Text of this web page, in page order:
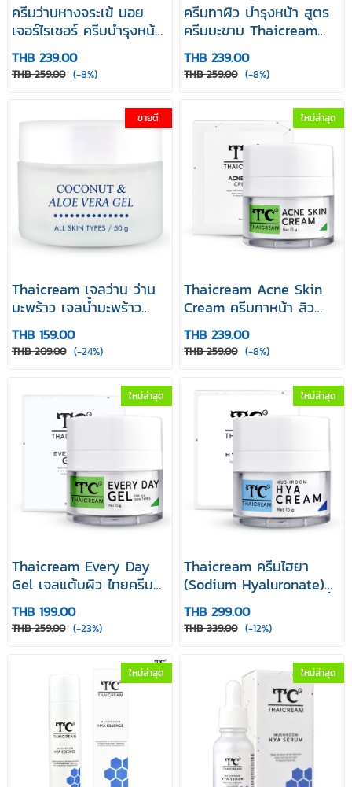
ครีมว่านหางจระเข้ มอย
เจอร์ไรเซอร์ ครีมบำรุงหน้า
ครีมหน้าแห้ง Thaicream
Aloe Vera & Vitamin E
Facial Cream15 g ไทย
ครีม อโล เวร่า แอนด์
วิตามิน อี เฟเชี่ยล ครีม
THB 239.00
THB 259.00 (-8%)
ครีมทาผิว บำรุงหน้า สูตร
ครีมมะขาม Thaicream
All Day Vitamin Bright
Cream 15 g ใช้ ไทยครีม
ออล เดย์ วิตามิน ไบรท์
THB 239.00
THB 259.00 (-8%)
ขายดี
Thaicream เจลว่าน ว่าน
มะพร้าว เจลน้ำมะพร้าว
และ ว่านหางจระเข้ ไทยครีม
Coconut & Aloe Vera
Gel 50 g
THB 159.00
THB 209.00 (-24%)
ใหม่ล่าสุด
Thaicream Acne Skin
Cream ครีมทาหน้า สิว
เพื่อผิวหน้าแลดูกระจ่างใส
ผิวมัน ผิวผสม รูขุมขน
กว้าง
THB 239.00
THB 259.00 (-8%)
ใหม่ล่าสุด
Thaicream Every Day
Gel เจลแต้มผิว ไทยครีม
เอฟวี่ เดย์ เจล
THB 199.00
THB 259.00 (-23%)
ใหม่ล่าสุด
Thaicream ครีมไฮยา
(Sodium Hyaluronate)
ครีมบำรุงผิวหน้า ผิวขาดน้ำ
หน้าแห้ง เนื้อเบา
Mushroom Hya Cream
THB 299.00
THB 339.00 (-12%)
ใหม่ล่าสุด ใหม่ล่าสุด